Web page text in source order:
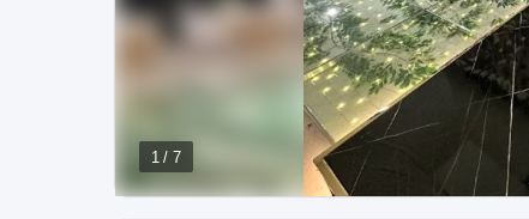
1 / 7